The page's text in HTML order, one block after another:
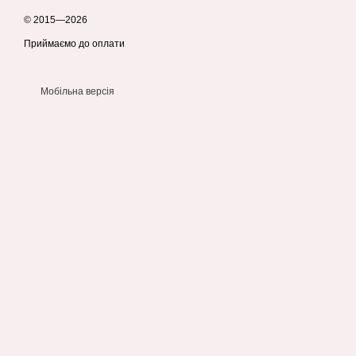
між собою, забезпечуючи комфорт і безпеку новонародженому.
© 2015—2026
Приймаємо до оплати
Мобільна версія